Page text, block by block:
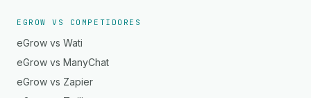
EGROW VS COMPETIDORES
eGrow vs Wati
eGrow vs ManyChat
eGrow vs Zapier